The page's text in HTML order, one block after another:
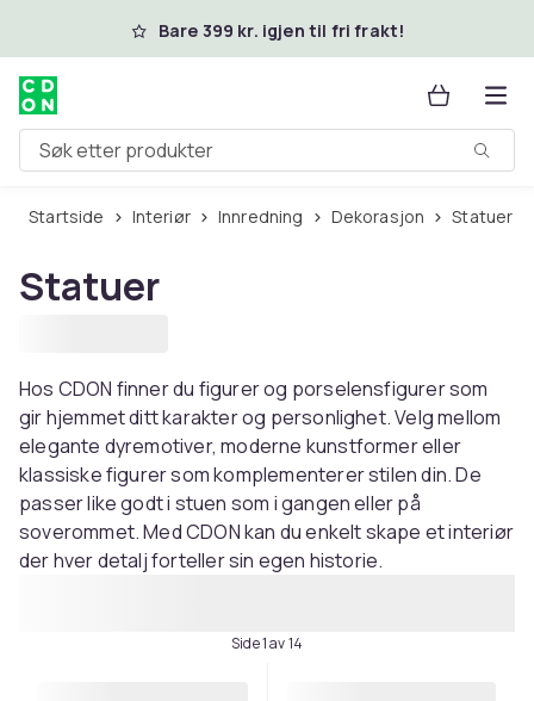
Hopp til hovedinnholdBare 399 kr. igjen til fri frakt!
Søk etter produkter
Startside Interiør Innredning Dekorasjon Statuer
Statuer
Hos CDON finner du figurer og porselensfigurer som
gir hjemmet ditt karakter og personlighet. Velg mellom
elegante dyremotiver, moderne kunstformer eller
klassiske figurer som komplementerer stilen din. De
passer like godt i stuen som i gangen eller på
soverommet. Med CDON kan du enkelt skape et interiør
der hver detalj forteller sin egen historie.
Side 1 av 14